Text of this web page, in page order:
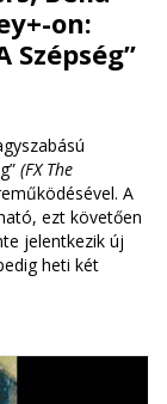
on:
Szépség”
(FX The
A
ezt követően
jelentkezik új
heti két